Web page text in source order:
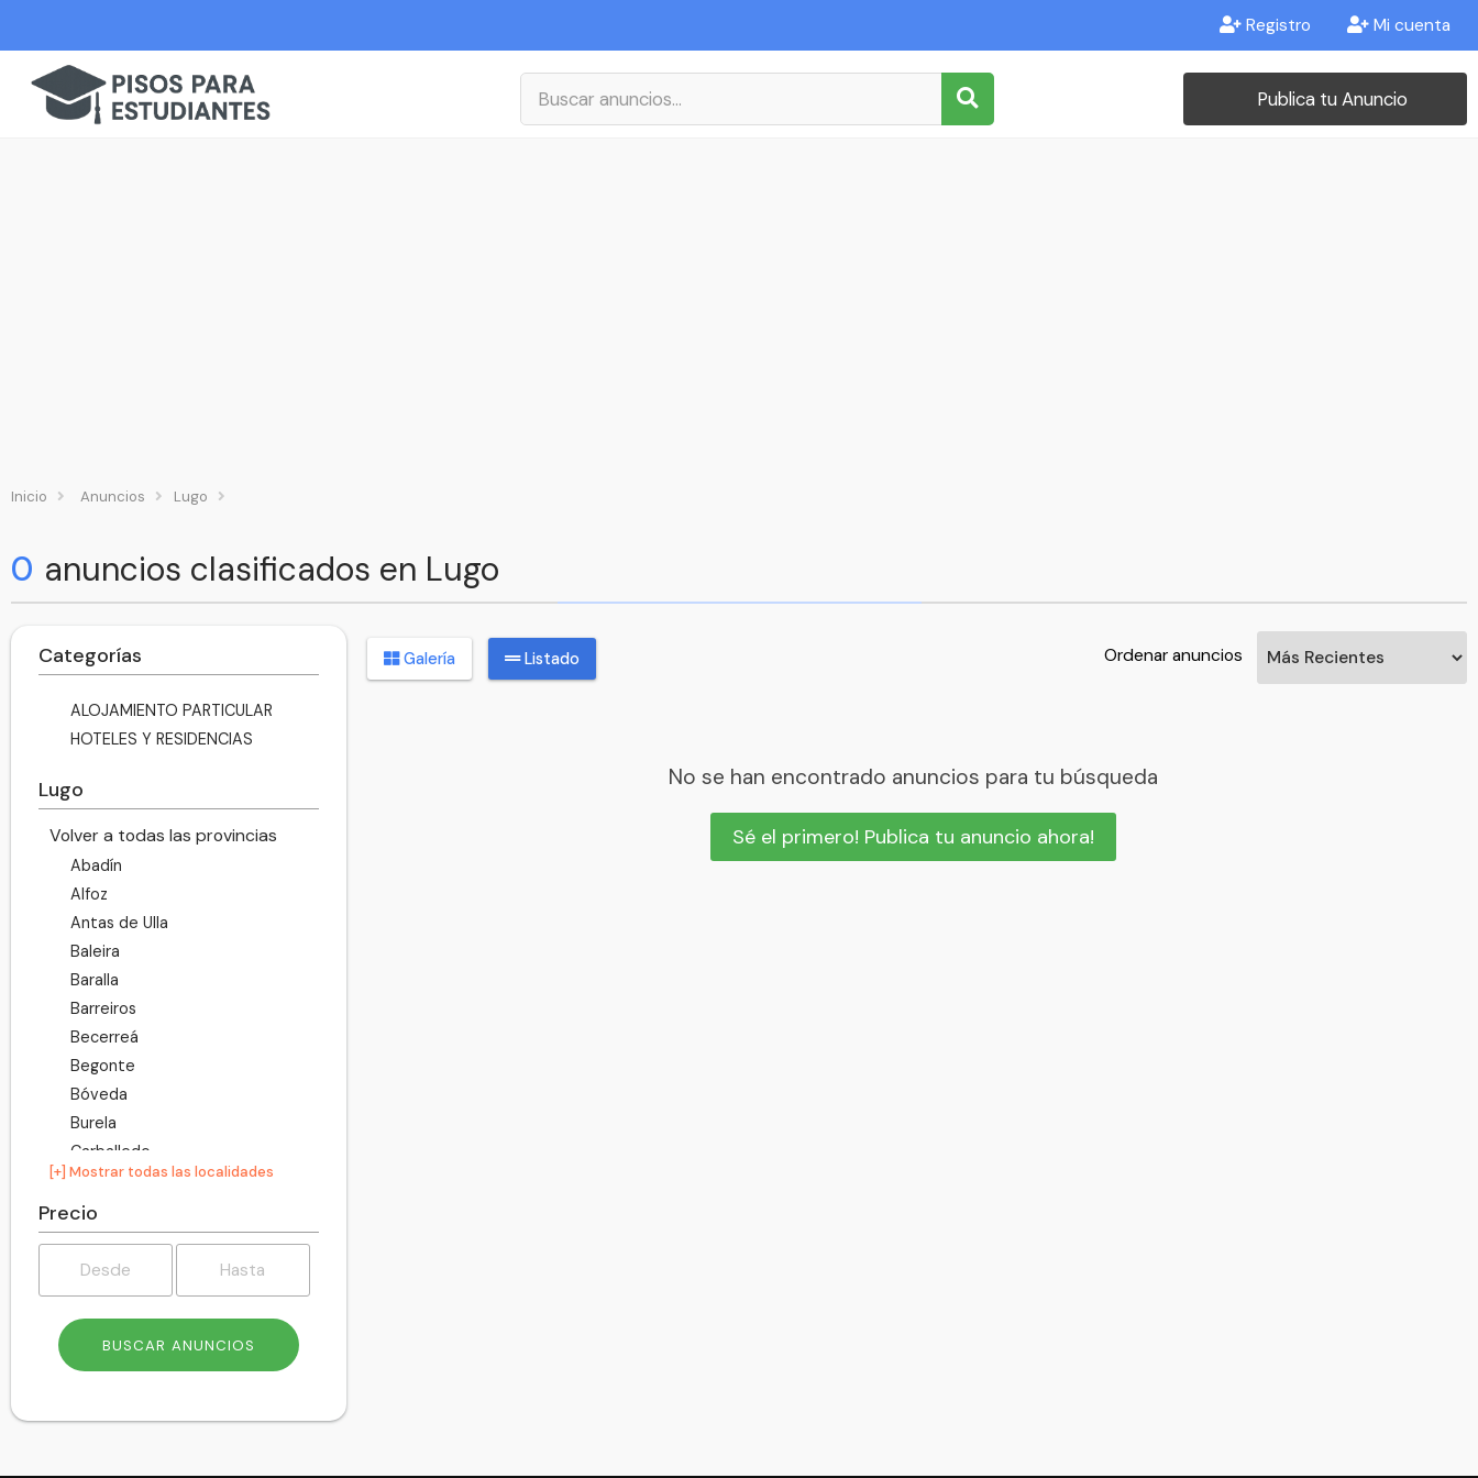
Registro Mi cuenta
Publica tu Anuncio
Inicio Anuncios Lugo
0 anuncios clasificados en Lugo
Categorías
ALOJAMIENTO PARTICULAR
HOTELES Y RESIDENCIAS
Lugo
Volver a todas las provincias
Abadín
Alfoz
Antas de Ulla
Baleira
Baralla
Barreiros
Becerreá
Begonte
Bóveda
Burela
Carballedo
Castro de Rei
Castroverde
Cervantes
Cervo
Chantada
Corgo
Cospeito
[+] Mostrar todas las localidades
Precio
Galería Listado Ordenar anuncios
No se han encontrado anuncios para tu búsqueda
Sé el primero! Publica tu anuncio ahora!